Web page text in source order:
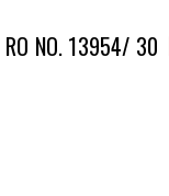
RO NO. 13954/ 30